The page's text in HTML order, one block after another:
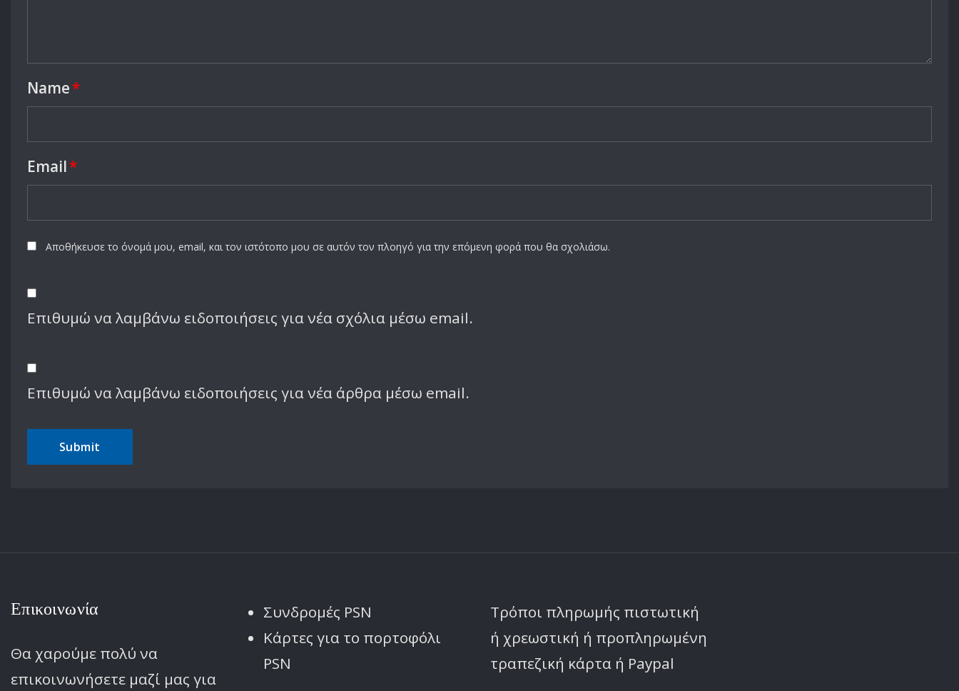
Name*
Email*
Αποθήκευσε το όνομά μου, email, και τον ιστότοπο μου σε αυτόν τον πλοηγό για την επόμενη φορά που θα σχολιάσω.
Επιθυμώ να λαμβάνω ειδοποιήσεις για νέα σχόλια μέσω email.
Επιθυμώ να λαμβάνω ειδοποιήσεις για νέα άρθρα μέσω email.
Επικοινωνία
Θα χαρούμε πολύ να
επικοινωνήσετε μαζί μας για
Συνδρομές PSN
Κάρτες για το πορτοφόλι
PSN
Τρόποι πληρωμής πιστωτική
ή χρεωστική ή προπληρωμένη
τραπεζική κάρτα ή Paypal